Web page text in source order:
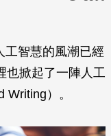
工智慧的風潮已經
也掀起了一陣人工
）。